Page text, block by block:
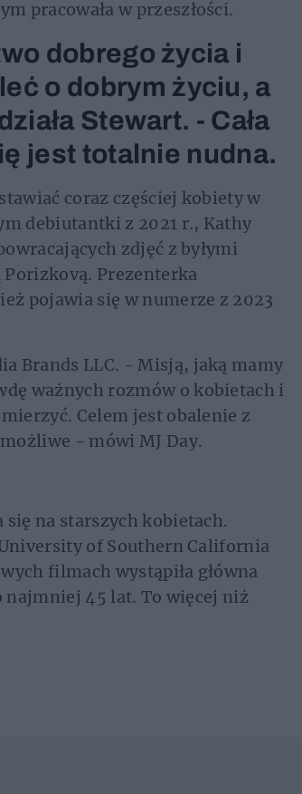
pracowała w przeszłości.
dobrego życia i
o dobrym życiu, a
Stewart. - Cała
jest totalnie nudna.
coraz częściej kobiety w
debiutantki z 2021 r., Kathy
zdjęć z byłymi
Prezenterka
pojawia się w numerze z 2023
Brands LLC. - Misją, jaką mamy
ważnych rozmów o kobietach i
Celem jest obalenie z
- mówi MJ Day.
na starszych kobietach.
of Southern California
filmach wystąpiła główna
45 lat. To więcej niż